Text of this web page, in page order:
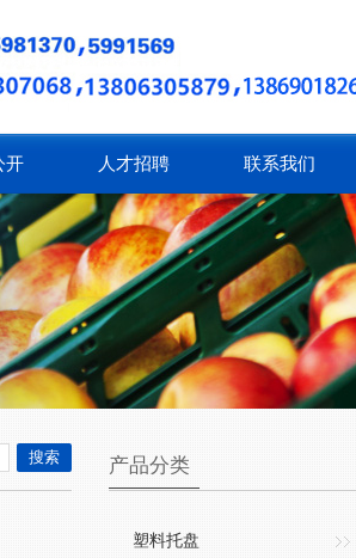
开 人才招聘 联系我们
产品分类
塑料托盘